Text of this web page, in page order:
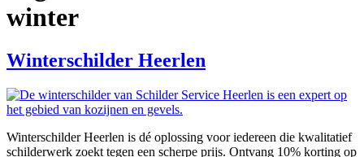
winter
Winterschilder Heerlen
Winterschilder Heerlen is dé oplossing voor iedereen die kwalitatief
schilderwerk zoekt tegen een scherpe prijs. Ontvang 10% korting op